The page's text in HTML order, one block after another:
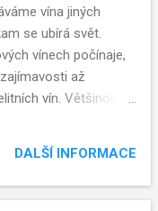
vína jiných
se ubírá svět.
vínech počínaje,
až
vín. Většinou se
výběr se širokým
(Alsasko), 2x
DALŠÍ INFORMACE